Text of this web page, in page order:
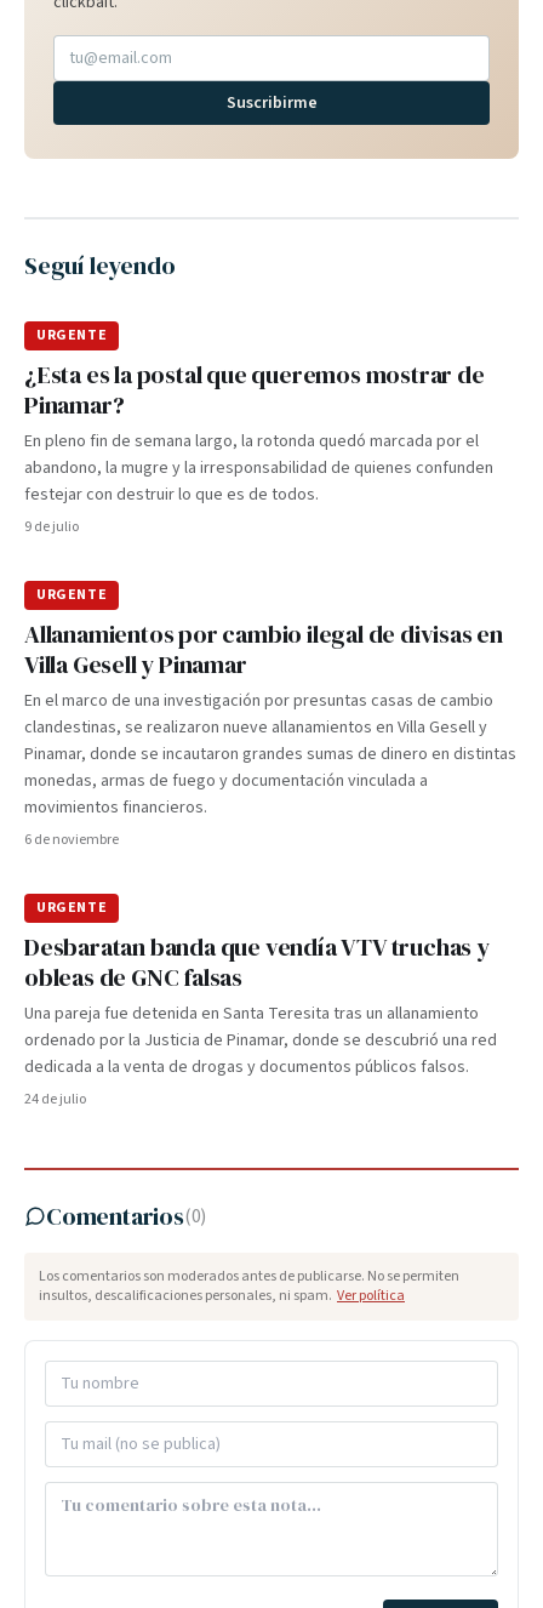
Suscribirme
Seguí leyendo
URGENTE
¿Esta es la postal que queremos mostrar de
Pinamar?
En pleno fin de semana largo, la rotonda quedó marcada por el
abandono, la mugre y la irresponsabilidad de quienes confunden
festejar con destruir lo que es de todos.
9 de julio
URGENTE
Allanamientos por cambio ilegal de divisas en
Villa Gesell y Pinamar
En el marco de una investigación por presuntas casas de cambio
clandestinas, se realizaron nueve allanamientos en Villa Gesell y
Pinamar, donde se incautaron grandes sumas de dinero en distintas
monedas, armas de fuego y documentación vinculada a
movimientos financieros.
6 de noviembre
URGENTE
Desbaratan banda que vendía VTV truchas y
obleas de GNC falsas
Una pareja fue detenida en Santa Teresita tras un allanamiento
ordenado por la Justicia de Pinamar, donde se descubrió una red
dedicada a la venta de drogas y documentos públicos falsos.
24 de julio
Comentarios(0)
Los comentarios son moderados antes de publicarse. No se permiten
insultos, descalificaciones personales, ni spam. Ver política